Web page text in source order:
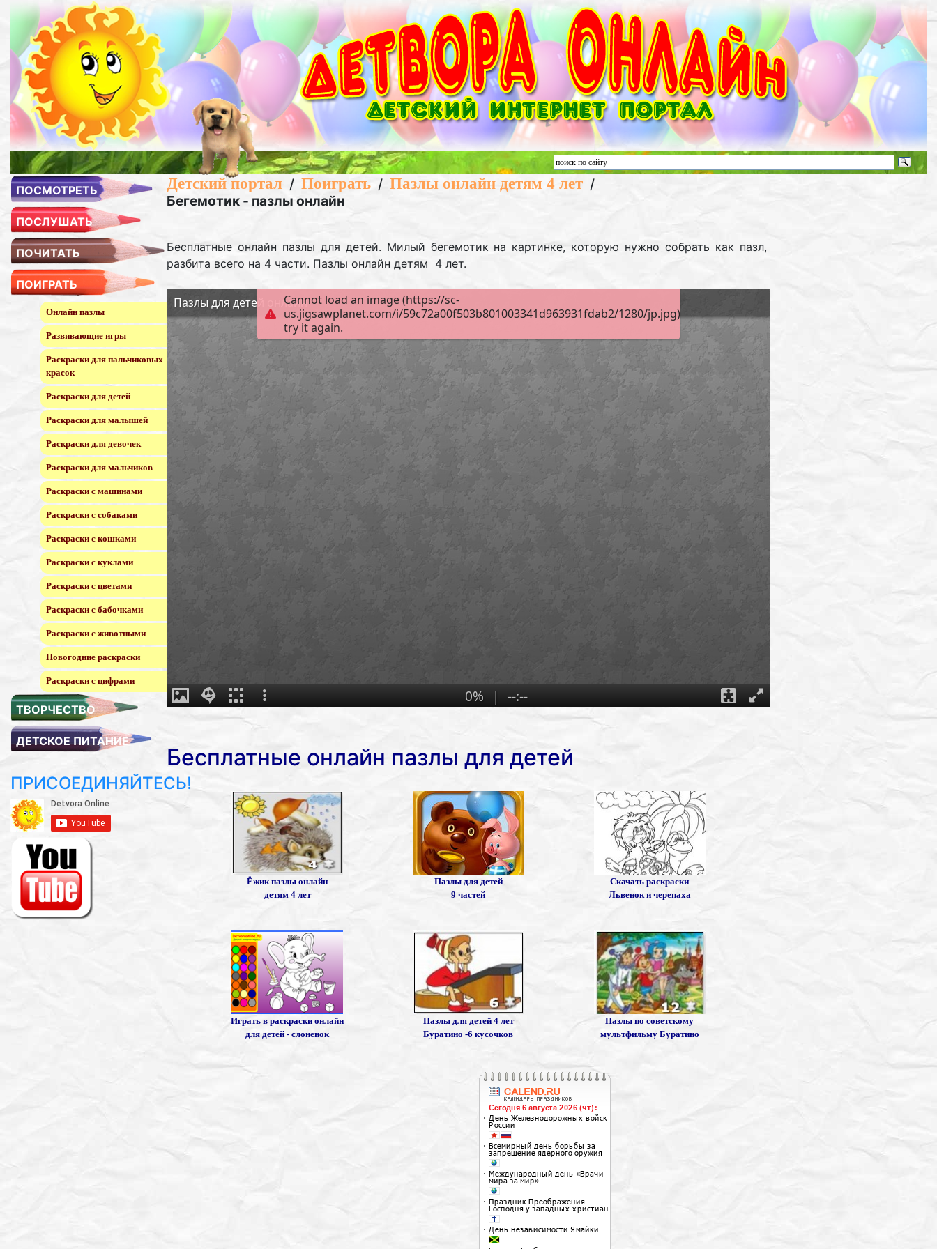
ПОСМОТРЕТЬ
ПОСЛУШАТЬ
ПОЧИТАТЬ
ПОИГРАТЬ
Онлайн пазлы
Развивающие игры
Раскраски для пальчиковых
красок
Раскраски для детей
Раскраски для малышей
Раскраски для девочек
Раскраски для мальчиков
Раскраски с машинами
Раскраски с собаками
Раскраски с кошками
Раскраски с куклами
Раскраски с цветами
Раскраски с бабочками
Раскраски с животными
Новогодние раскраски
Раскраски с цифрами
ТВОРЧЕСТВО
ДЕТСКОЕ ПИТАНИЕ
ПРИСОЕДИНЯЙТЕСЬ!
Детский портал / Поиграть / Пазлы онлайн детям 4 лет /
Бегемотик - пазлы онлайн
Бесплатные онлайн пазлы для детей. Милый бегемотик на картинке, которую нужно собрать как пазл,
разбита всего на 4 части. Пазлы онлайн детям 4 лет.
Бесплатные онлайн пазлы для детей
Ёжик пазлы онлайн
детям 4 лет
Пазлы для детей
9 частей
Скачать раскраски
Львенок и черепаха
Играть в раскраски онлайн
для детей - слоненок
Пазлы для детей 4 лет
Буратино -6 кусочков
Пазлы по советскому
мультфильму Буратино